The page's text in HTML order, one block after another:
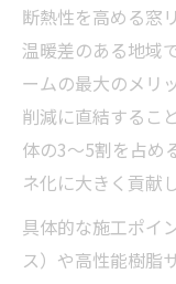
断熱性を高める窓
温暖差のある地域
ームの最大のメリ
削減に直結するこ
体の3～5割を占め
ネ化に大きく貢献
具体的な施工ポイ
ス）や高性能樹脂